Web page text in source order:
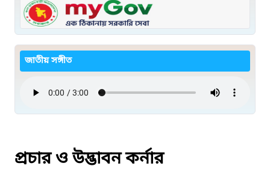
জাতীয় সঙ্গীত
প্রচার ও উদ্ভাবন কর্নার